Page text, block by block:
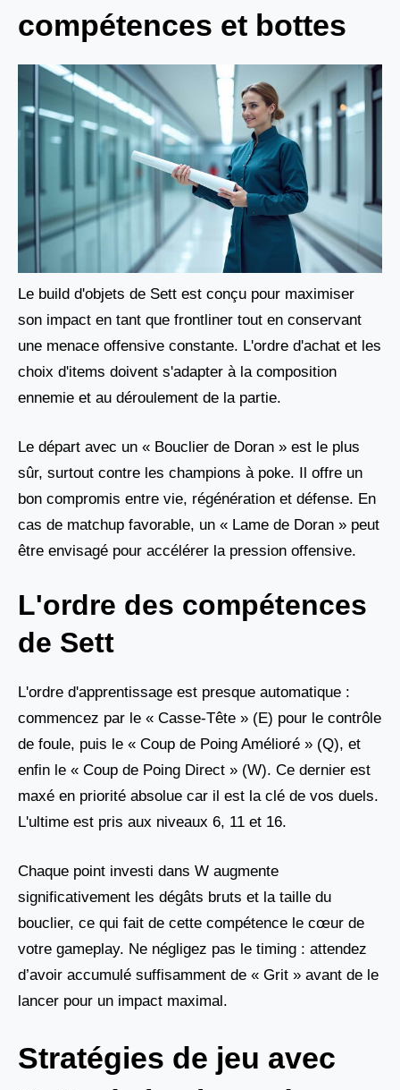
compétences et bottes
Le build d'objets de Sett est conçu pour maximiser
son impact en tant que frontliner tout en conservant
une menace offensive constante. L'ordre d'achat et les
choix d'items doivent s'adapter à la composition
ennemie et au déroulement de la partie.
Le départ avec un « Bouclier de Doran » est le plus
sûr, surtout contre les champions à poke. Il offre un
bon compromis entre vie, régénération et défense. En
cas de matchup favorable, un « Lame de Doran » peut
être envisagé pour accélérer la pression offensive.
L'ordre des compétences
de Sett
L'ordre d'apprentissage est presque automatique :
commencez par le « Casse-Tête » (E) pour le contrôle
de foule, puis le « Coup de Poing Amélioré » (Q), et
enfin le « Coup de Poing Direct » (W). Ce dernier est
maxé en priorité absolue car il est la clé de vos duels.
L'ultime est pris aux niveaux 6, 11 et 16.
Chaque point investi dans W augmente
significativement les dégâts bruts et la taille du
bouclier, ce qui fait de cette compétence le cœur de
votre gameplay. Ne négligez pas le timing : attendez
d’avoir accumulé suffisamment de « Grit » avant de le
lancer pour un impact maximal.
Stratégies de jeu avec